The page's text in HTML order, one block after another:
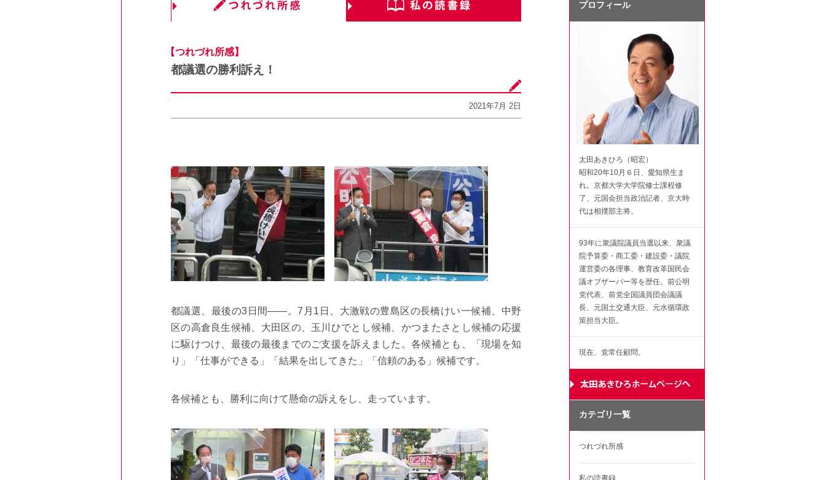
【つれづれ所感】
都議選の勝利訴え！
2021年7月 2日
都議選、最後の3日間――。7月1日、大激戦の豊島区の長橋けい一候補、中野
区の高倉良生候補、大田区の、玉川ひでとし候補、かつまたさとし候補の応援
に駆けつけ、最後の最後までのご支援を訴えました。各候補とも、「現場を知
り」「仕事ができる」「結果を出してきた」「信頼のある」候補です。
各候補とも、勝利に向けて懸命の訴えをし、走っています。
プロフィール
太田あきひろ（昭宏）
昭和20年10月６日、愛知県生ま
れ。京都大学大学院修士課程修
了、元国会担当政治記者、京大時
代は相撲部主将。
93年に衆議院議員当選以来、衆議
院予算委・商工委・建設委・議院
運営委の各理事、教育改革国民会
議オブザーバー等を歴任。前公明
党代表、前党全国議員団会議議
長、元国土交通大臣、元水循環政
策担当大臣。
現在、党常任顧問。
カテゴリ一覧
つれづれ所感
私の読書録